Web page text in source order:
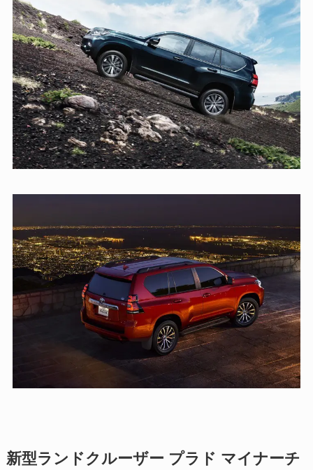
新型ランドクルーザー プラド マイナーチ